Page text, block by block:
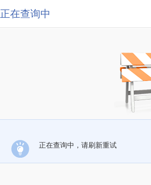
正在查询中
正在查询中，请刷新重试